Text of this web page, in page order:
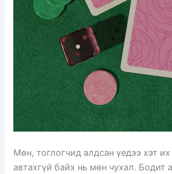
Мөн, тоглогчид алдсан үедээ хэт
автахгүй байх нь мөн чухал. Бодит